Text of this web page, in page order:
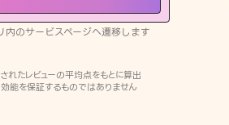
のサービスページへ遷移します
たレビューの平均点をもとに算出
能を保証するものではありません